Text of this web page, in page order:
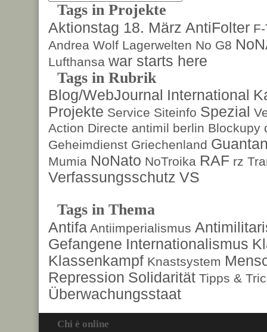
Tags in Projekte
Aktionstag 18. März AntiFolter
Andrea Wolf Lagerwelten No G8
Lufthansa war starts here
Tags in Rubrik
Blog/WebJournal International
Projekte Service Siteinfo Spezial
Action Directe antimil berlin Blockupy
Geheimdienst Griechenland
Mumia NoNato NoTroika RAF rz
Verfassungsschutz VS
Tags in Thema
Antifa Antiimperialismus
Gefangene Internationalismus
Klassenkampf Knastsystem
Repression Solidarität Tipps &
Überwachungsstaat
Chi è online